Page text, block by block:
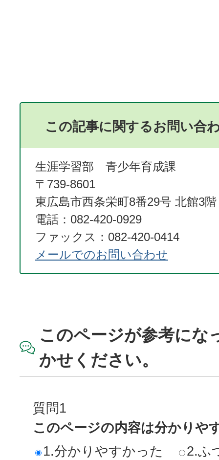
この記事に関するお問い合
生涯学習部 青少年育成課
〒739-8601
東広島市西条栄町8番29号 北館3階
電話：082-420-0929
ファックス：082-420-0414
メールでのお問い合わせ
このページが参考にな
かせください。
質問1
このページの内容は分かりや
1.分かりやすかった
2.ふ